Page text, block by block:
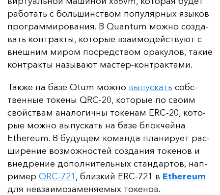
ра­бо­тать с боль­шинс­твом по­пу­ляр­ных язы­ков
прог­рам­ми­ро­ва­ния. В Quantum мож­но соз­да­
вать кон­трак­ты, ко­то­рые вза­имо­дей­ству­ют с
внеш­ним ми­ром пос­редс­твом ора­ку­лов, та­кие
кон­трак­ты на­зы­ва­ют мас­тер-кон­трак­та­ми.
Так­же на ба­зе Qtum мож­но вы­пус­кать собс­
твен­ные то­ке­ны QRC-20, ко­то­рые по сво­им
свой­ствам ана­ло­гич­ны то­ке­нам ERC-20, ко­то­
рые мож­но вы­пус­кать на ба­зе блок­чей­на
Ethereum. В бу­ду­щем ко­ман­да пла­ни­ру­ет рас­
ши­ре­ние воз­мож­нос­тей соз­да­ния то­ке­нов и
внед­ре­ние до­пол­ни­тель­ных стан­дар­тов, нап­
ри­мер QRC-721 , близ­кий ERC-721 в Ethereum
для нев­за­имо­за­ме­ня­емых то­ке­нов.